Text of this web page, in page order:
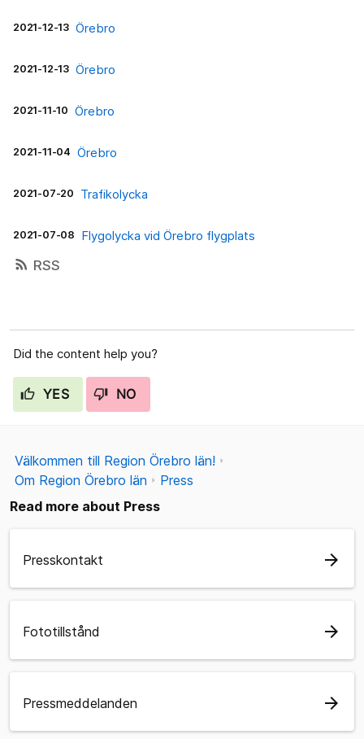
2021-12-13 Örebro
2021-12-13 Örebro
2021-11-10 Örebro
2021-11-04 Örebro
2021-07-20 Trafikolycka
2021-07-08 Flygolycka vid Örebro flygplats
rss_feed RSS
Did the content help you?
YES NO
Välkommen till Region Örebro län!
Om Region Örebro län
Press
Read more about Press
Presskontakt arrow_forward
Fototillstånd arrow_forward
Pressmeddelanden arrow_forward